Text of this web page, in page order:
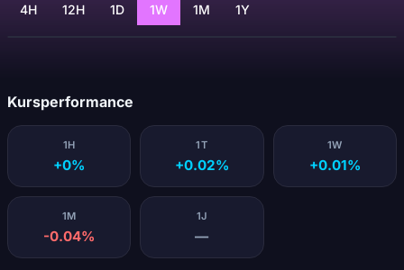
4H 12H 1D 1W 1M 1Y
Kursperformance
1H
+0%
1T
+0.02%
1W
+0.01%
1M
-0.04%
1J
—